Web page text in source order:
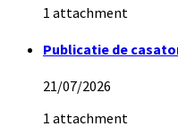
1 attachment
Publicatie de
21/07/2026
1 attachment